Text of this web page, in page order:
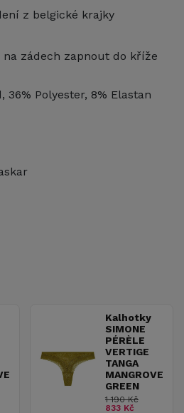
z belgické krajky
na zádech zapnout do kříže
36% Polyester, 8% Elastan
Kalhotky
SIMONE
PÉRÈLE
VERTIGE
TANGA
MANGROVE
GREEN
1 190 Kč
833 Kč